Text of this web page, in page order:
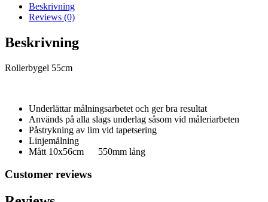
Beskrivning
Reviews (0)
Beskrivning
Rollerbygel 55cm
Underlättar målningsarbetet och ger bra resultat
Används på alla slags underlag såsom vid måleriarbeten
Påstrykning av lim vid tapetsering
Linjemålning
Mått 10x56cm 550mm lång
Customer reviews